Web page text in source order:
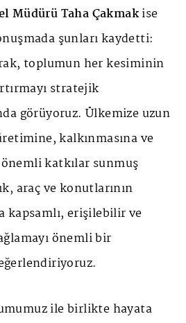
Müdürü Taha Çakmakise
şunları kaydetti:
toplumun her kesiminin
stratejik
görüyoruz. Ülkemize uzun
kalkınmasına ve
katkılar sunmuş
araç ve konutlarının
kapsamlı, erişilebilir ve
önemli bir
ile birlikte hayata